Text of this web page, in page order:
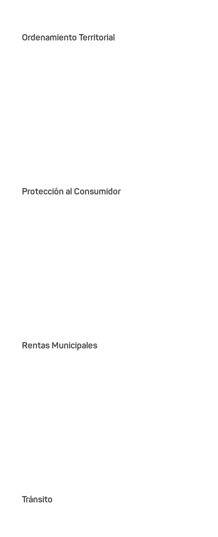
Ordenamiento Territorial
Protección al Consumidor
Rentas Municipales
Tránsito